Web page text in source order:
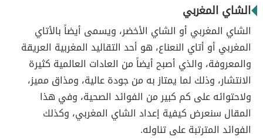
الشاي المغربي
الشاي المغربي أو الشاي الأخضر، ويسمى أيضاً بالأتاي
المغربي أو أتاي النعناع، هو أحد التقاليد المغربية العريقة
والمعروفة، والذي أصبح أيضاً من العادات العالمية كثيرة
الانتشار، وذلك لما يمتاز به من جودة عالية، ومذاق مميز،
ولاحتوائه على كم كبير من الفوائد الصحية، وفي هذا
المقال سنعرض كيفية إعداد الشاي المغربي، وكذلك
الفوائد المترتبة على تناوله.